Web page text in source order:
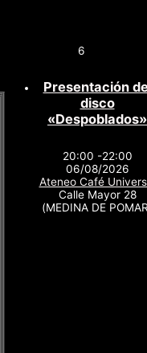
6
Presentación
disco
«Despoblados»
20:00 -22:00
06/08/2026
Ateneo Café
Calle Mayor 28
(MEDINA DE